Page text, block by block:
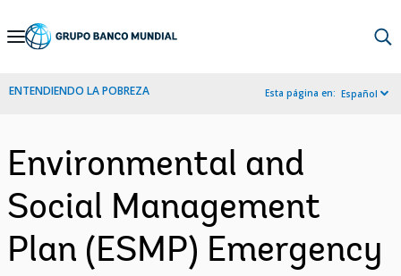
Skip
Navigation
ENTENDIENDO LA POBREZA Esta página en: Español
Environmental and
Social Management
Plan (ESMP) Emergency